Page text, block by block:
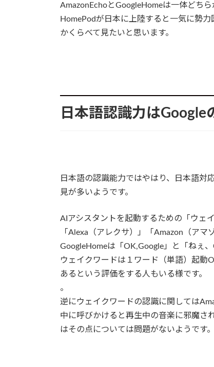
AmazonEchoとGoogleHomeは一体どち
HomePodが日本に上陸すると一気に勢
かくらべて見たいと思います。
日本語認識力はGoogle
日本語の認識能力ではやはり、日本語対
見が多いようです。
AIアシスタントを起動するための「ウェ
「Alexa（アレクサ）」「Amazon（アマ
GoogleHomeは「OK,Google」と「ねぇ
ウェイクワードは１ワード（単語）起動
あるという評価をする人もいる様です。
。
逆にウェイクワードの認識に関しては
中に呼びかけると再生中の音楽に邪魔さ
はその点については問題がないようです。